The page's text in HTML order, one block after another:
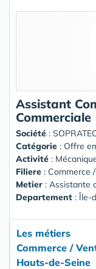
Assistant
Commerciale
Société :
Catégorie : Offre
Activité :
Filiere : Commerce
Metier : Assistante
Departement : Île-
Les métiers
Commerce /
Hauts-de-Seine